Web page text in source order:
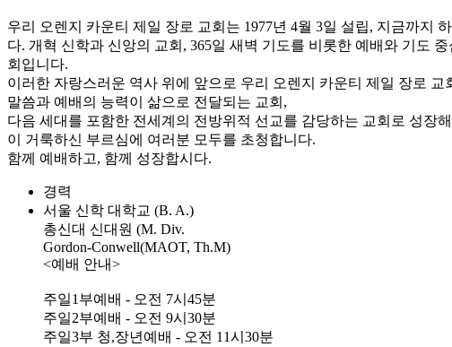
우리 오렌지 카운티 제일 장로 교회는 1977년 4월 3일 설립, 지금까지
다. 개혁 신학과 신앙의 교회, 365일 새벽 기도를 비롯한 예배와 기도
회입니다.
이러한 자랑스러운 역사 위에 앞으로 우리 오렌지 카운티 제일 장로 교
말씀과 예배의 능력이 삶으로 전달되는 교회,
다음 세대를 포함한 전세계의 전방위적 선교를 감당하는 교회로 성장
이 거룩하신 부르심에 여러분 모두를 초청합니다.
함께 예배하고, 함께 성장합시다.
경력
서울 신학 대학교 (B. A.)
총신대 신대원 (M. Div.
Gordon-Conwell(MAOT, Th.M)
<예배 안내>
주일1부예배 - 오전 7시45분
주일2부예배 - 오전 9시30분
주일3부 청,장년예배 - 오전 11시30분